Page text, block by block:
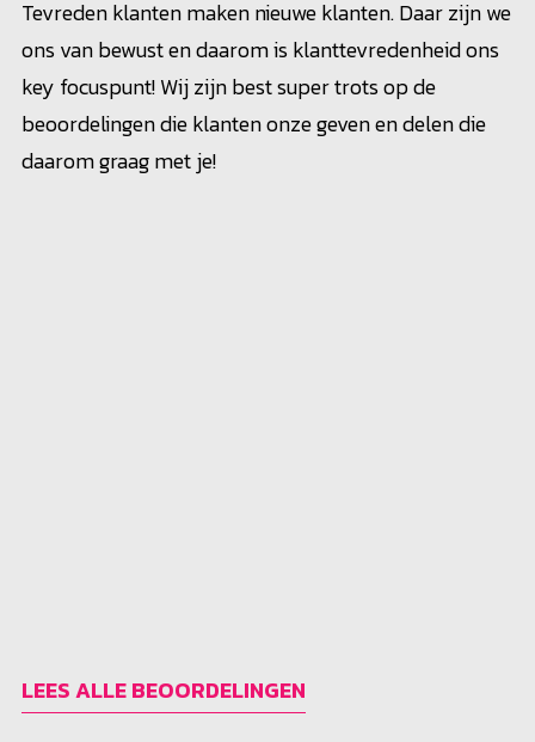
Tevreden klanten maken nieuwe klanten. Daar zijn we
ons van bewust en daarom is klanttevredenheid ons
key focuspunt! Wij zijn best super trots op de
beoordelingen die klanten onze geven en delen die
daarom graag met je!
LEES ALLE BEOORDELINGEN